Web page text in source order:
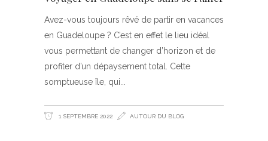
Avez-vous toujours rêvé de partir en vacances
en Guadeloupe ? C’est en effet le lieu idéal
vous permettant de changer d’horizon et de
profiter d’un dépaysement total. Cette
somptueuse île, qui
1 SEPTEMBRE 2022 AUTOUR DU BLOG